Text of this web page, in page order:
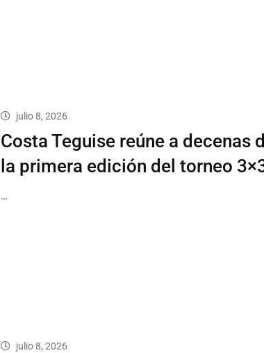
julio 8, 2026
Costa Teguise reúne a decenas
la primera edición del torneo
…
julio 8, 2026